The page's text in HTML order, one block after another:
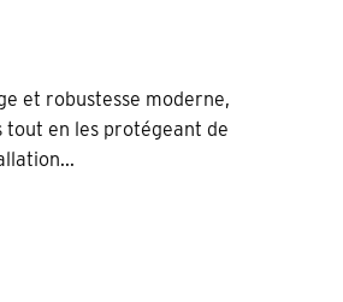
et robustesse moderne,
tout en les protégeant de